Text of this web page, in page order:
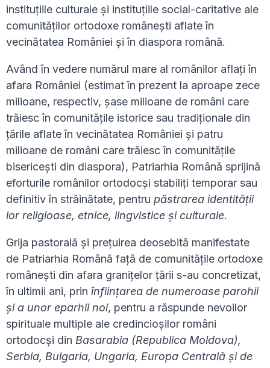
instituțiile culturale și instituțiile social-caritative ale
comunităților ortodoxe românești aflate în
vecinătatea României și în diaspora română.
Având în vedere numărul mare al românilor aflați în
afara României (estimat în prezent la aproape zece
milioane, respectiv, șase milioane de români care
trăiesc în comunitățile istorice sau tradiționale din
țările aflate în vecinătatea României și patru
milioane de români care trăiesc în comunitățile
bisericești din diaspora), Patriarhia Română sprijină
eforturile românilor ortodocși stabiliți temporar sau
definitiv în străinătate, pentru păstrarea identității
lor religioase, etnice, lingvistice și culturale.
Grija pastorală și prețuirea deosebită manifestate
de Patriarhia Română față de comunitățile ortodoxe
românești din afara granițelor țării s-au concretizat,
în ultimii ani, prin înființarea de numeroase parohii
și a unor eparhii noi, pentru a răspunde nevoilor
spirituale multiple ale credincioșilor români
ortodocși din Basarabia (Republica Moldova),
Serbia, Bulgaria, Ungaria, Europa Centrală și de